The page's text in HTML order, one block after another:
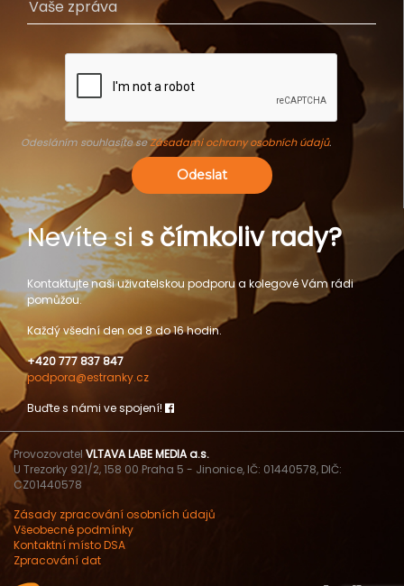
Odesláním souhlasíte seZásadami ochrany osobních údajů.
Odeslat
Nevíte si s čímkoliv rady?
Kontaktujte naši uživatelskou podporu a kolegové Vám rádi
pomůžou.
Každý všední den od 8 do 16 hodin.
+420 777 837 847
podpora@estranky.cz
Buďte s námi ve spojení!
Provozovatel VLTAVA LABE MEDIA a.s.
U Trezorky 921/2, 158 00 Praha 5 - Jinonice, IČ: 01440578, DIČ:
CZ01440578
Zásady zpracování osobních údajů
Všeobecné podmínky
Kontaktní místo DSA
Zpracování dat